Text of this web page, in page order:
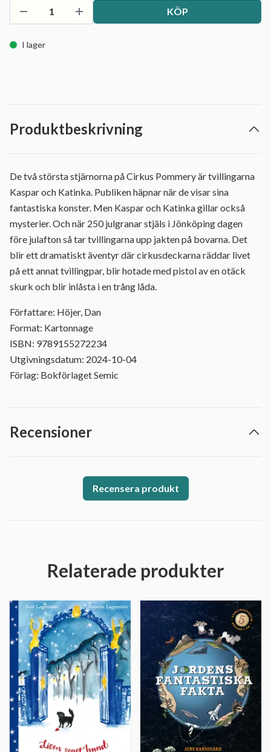
KÖP
I lager
Produktbeskrivning
De två största stjärnorna på Cirkus Pommery är tvillingarna
Kaspar och Katinka. Publiken häpnar när de visar sina
fantastiska konster. Men Kaspar och Katinka gillar också
mysterier. Och när 250 julgranar stjäls i Jönköping dagen
före julafton så tar tvillingarna upp jakten på bovarna. Det
blir ett dramatiskt äventyr där cirkusdeckarna räddar livet
på ett annat tvillingpar, blir hotade med pistol av en otäck
skurk och blir inlåsta i en trång låda.
Författare: Höjer, Dan
Format: Kartonnage
ISBN: 9789155272234
Utgivningsdatum: 2024-10-04
Förlag: Bokförlaget Semic
Recensioner
Recensera produkt
Relaterade produkter